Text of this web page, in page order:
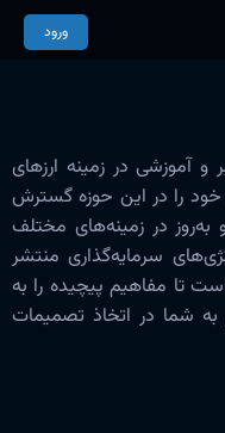
ورود
و آموزشی در زمینه ارزهای
را در این حوزه گسترش
در زمینه‌های مختلف
سرمایه‌گذاری منتشر
تا مفاهیم پیچیده را به
شما در اتخاذ تصمیمات